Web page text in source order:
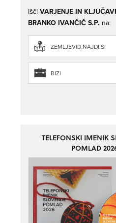
IščiVARJENJE IN
BRANKO IVANČIČ S.P. na:
ZEMLJEVID.NAJDI.SI
BIZI
TELEFONSKI IMENIK
POMLAD